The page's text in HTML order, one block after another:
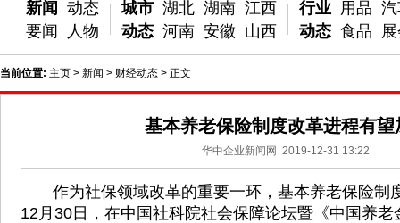
新闻
要闻
动态
人物
城市
动态
湖北 湖南 江西
河南 安徽 山西
行业
动态
用品
食品
当前位置: 主页 > 新闻 > 财经动态 > 正文
基本养老保险制度改革进程有望
华中企业新闻网 2019-12-31 13:22
作为社保领域改革的重要一环，基本养老保险制
12月30日，在中国社科院社会保障论坛暨《中国养